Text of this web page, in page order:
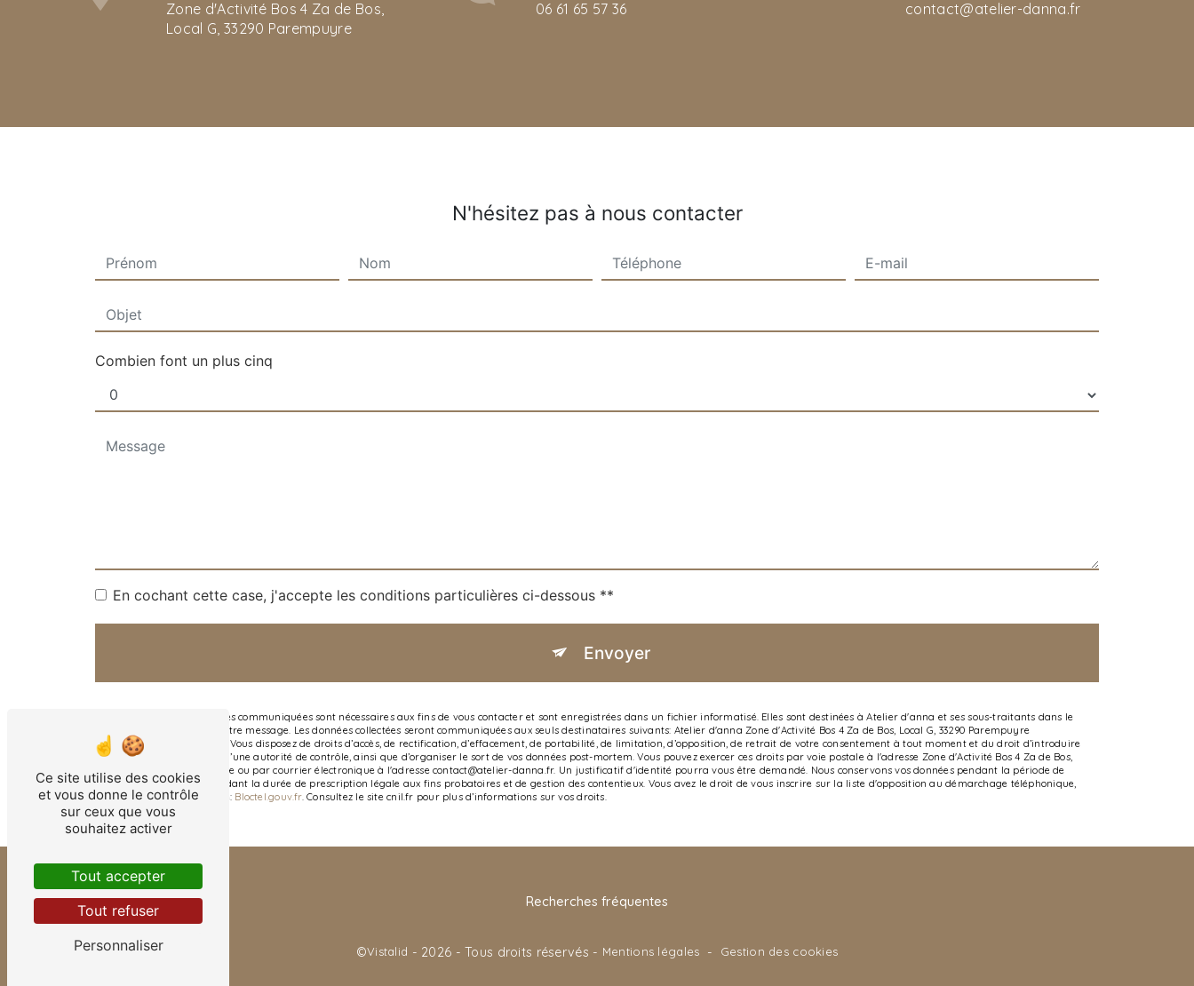
Zone d'Activité Bos 4 Za de Bos,
Local G, 33290 Parempuyre
06 61 65 57 36 contact@atelier-danna.fr
N'hésitez pas à nous contacter
Combien font un plus cinq
En cochant cette case, j'accepte les conditions particulières ci-dessous **
Envoyer
** Les données personnelles communiquées sont nécessaires aux fins de vous contacter et sont enregistrées dans un fichier informatisé. Elles sont destinées à Atelier d'anna et ses sous-traitants dans le
seul but de répondre à votre message. Les données collectées seront communiquées aux seuls destinataires suivants: Atelier d'anna Zone d'Activité Bos 4 Za de Bos, Local G, 33290 Parempuyre
contact@atelier-danna.fr. Vous disposez de droits d’accès, de rectification, d’effacement, de portabilité, de limitation, d’opposition, de retrait de votre consentement à tout moment et du droit d’introduire
une réclamation auprès d’une autorité de contrôle, ainsi que d’organiser le sort de vos données post-mortem. Vous pouvez exercer ces droits par voie postale à l'adresse Zone d'Activité Bos 4 Za de Bos,
Local G, 33290 Parempuyre ou par courrier électronique à l'adresse contact@atelier-danna.fr. Un justificatif d'identité pourra vous être demandé. Nous conservons vos données pendant la période de
prise de contact puis pendant la durée de prescription légale aux fins probatoires et de gestion des contentieux. Vous avez le droit de vous inscrire sur la liste d'opposition au démarchage téléphonique,
disponible à cette adresse: Bloctel.gouv.fr. Consultez le site cnil.fr pour plus d’informations sur vos droits.
Recherches fréquentes
©Vistalid - 2026 - Tous droits réservés - Mentions légales - Gestion des cookies
Ce site utilise des cookies
et vous donne le contrôle
sur ceux que vous
souhaitez activer
Tout accepter
Tout refuser
Personnaliser